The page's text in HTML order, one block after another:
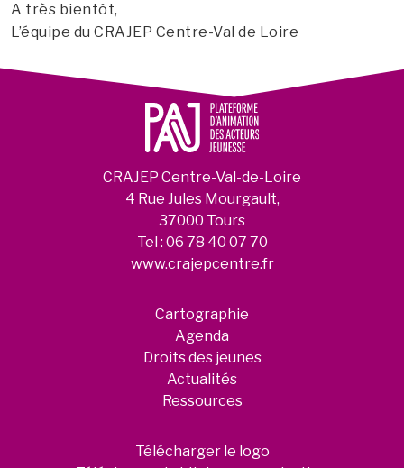
A très bientôt,
L’équipe du CRAJEP Centre-Val de Loire
CRAJEP Centre-Val-de-Loire
4 Rue Jules Mourgault,
37000 Tours
Tel : 06 78 40 07 70
www.crajepcentre.fr
Cartographie
Agenda
Droits des jeunes
Actualités
Ressources
Télécharger le logo